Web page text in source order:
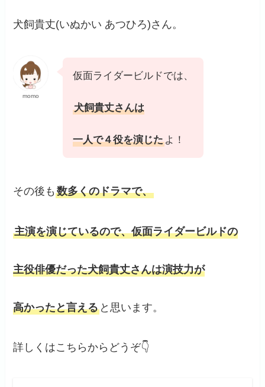
犬飼貴丈(いぬかい あつひろ)さん。
momo
仮面ライダービルドでは、
犬飼貴丈さんは
一人で４役を演じたよ！
その後も数多くのドラマで、
主演を演じているので、仮面ライダービルドの
主役俳優だった犬飼貴丈さんは演技力が
高かったと言える と思います。
詳しくはこちらからどうぞ👇